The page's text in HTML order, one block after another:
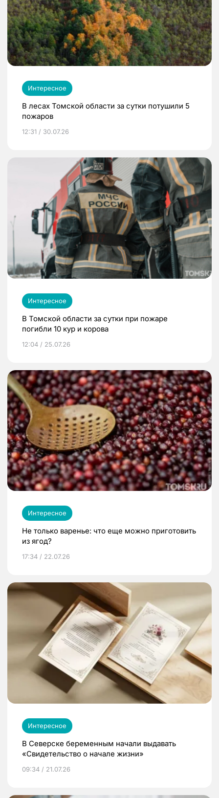
Интересное
В лесах Томской области за сутки потушили 5
пожаров
12:31 / 30.07.26
Интересное
В Томской области за сутки при пожаре
погибли 10 кур и корова
12:04 / 25.07.26
Интересное
Не только варенье: что еще можно приготовить
из ягод?
17:34 / 22.07.26
Интересное
В Северске беременным начали выдавать
«Свидетельство о начале жизни»
09:34 / 21.07.26